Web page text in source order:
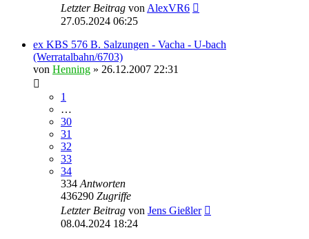
Letzter Beitrag von AlexVR6
27.05.2024 06:25
ex KBS 576 B. Salzungen - Vacha - U-bach
(Werratalbahn/6703)
von Henning » 26.12.2007 22:31
1
…
30
31
32
33
34
334 Antworten
436290 Zugriffe
Letzter Beitrag von Jens Gießler
08.04.2024 18:24